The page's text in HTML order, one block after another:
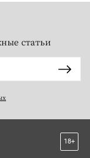
статьи
18+